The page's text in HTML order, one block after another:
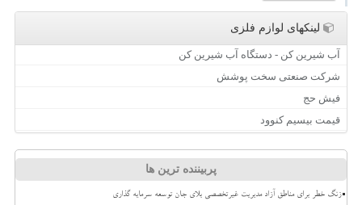
لینکهای لوازم فلزی
آب شیرین کن - دستگاه آب شیرین کن
شرکت صنعتی سخت پوشش
فیش حج
قیمت بیسیم کنوود
پربیننده ترین ها
زنگ خطر برای مناطق آزاد مدیریت غیرتخصصی بلای جان توسعه سرمایه گذاری